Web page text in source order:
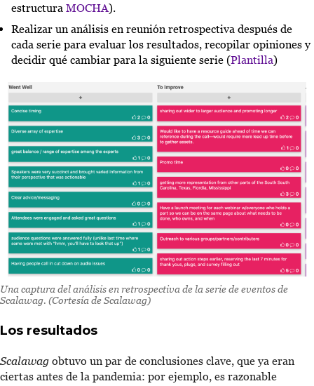
estructura MOCHA).
Realizar un análisis en reunión retrospectiva después de
cada serie para evaluar los resultados, recopilar opiniones y
decidir qué cambiar para la siguiente serie (Plantilla)
Una captura del análisis en retrospectiva de la serie de eventos de
Scalawag. (Cortesía de Scalawag)
Los resultados
Scalawag obtuvo un par de conclusiones clave, que ya eran
ciertas antes de la pandemia: por ejemplo, es razonable